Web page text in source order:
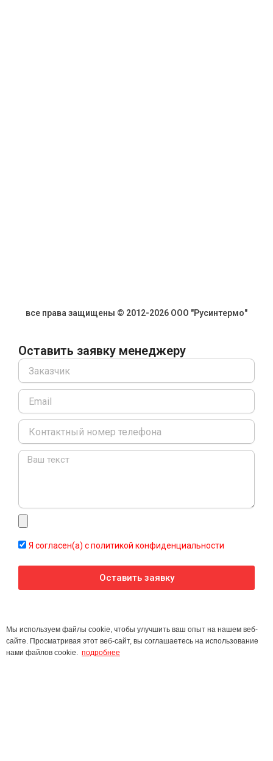
все права защищены © 2012-2026 ООО "Русинтермо"
Оставить заявку менеджеру
Name
Email
Message
Я согласен(а) с политикой конфиденциальности
Оставить заявку
Мы используем файлы cookie, чтобы улучшить ваш опыт на нашем веб-
сайте. Просматривая этот веб-сайт, вы соглашаетесь на использование
нами файлов cookie. подробнее